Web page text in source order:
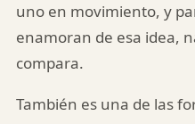
uno en movimiento, y
enamoran de esa idea,
compara.
También es una de las